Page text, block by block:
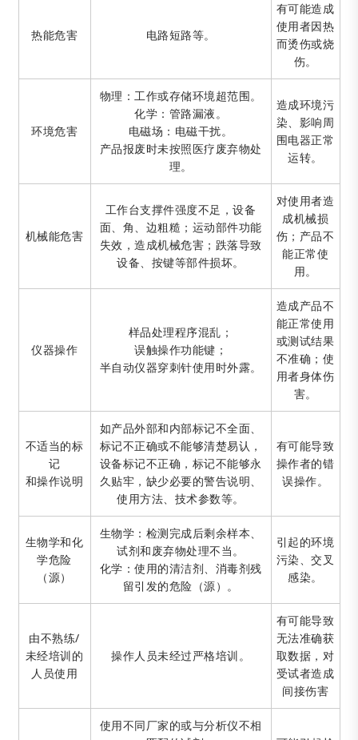
热能危害 电路短路等。
有可能造成
使用者因热
而烫伤或烧
伤。
环境危害
物理：工作或存储环境超范围。
化学：管路漏液。
电磁场：电磁干扰。
产品报废时未按照医疗废弃物处
理。
造成环境污
染、影响周
围电器正常
运转。
机械能危害
工作台支撑件强度不足，设备
面、角、边粗糙；运动部件功能
失效，造成机械危害；跌落导致
设备、按键等部件损坏。
对使用者造
成机械损
伤；产品不
能正常使
用。
仪器操作
样品处理程序混乱；
误触操作功能键；
半自动仪器穿刺针使用时外露。
造成产品不
能正常使用
或测试结果
不准确；使
用者身体伤
害。
不适当的标
记
和操作说明
如产品外部和内部标记不全面、
标记不正确或不能够清楚易认，
设备标记不正确，标记不能够永
久贴牢，缺少必要的警告说明、
使用方法、技术参数等。
有可能导致
操作者的错
误操作。
生物学和化
学危险
（源）
生物学：检测完成后剩余样本、
试剂和废弃物处理不当。
化学：使用的清洁剂、消毒剂残
留引发的危险（源）。
引起的环境
污染、交叉
感染。
由不熟练/
未经培训的
人员使用
操作人员未经过严格培训。
有可能导致
无法准确获
取数据，对
受试者造成
间接伤害
使用不同厂家的或与分析仪不相